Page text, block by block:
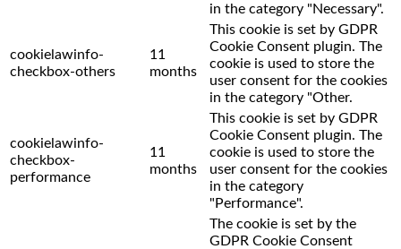
in the category "Necessary".
cookielawinfo-
checkbox-others
11
months
This cookie is set by GDPR
Cookie Consent plugin. The
cookie is used to store the
user consent for the cookies
in the category "Other.
cookielawinfo-
checkbox-
performance
11
months
This cookie is set by GDPR
Cookie Consent plugin. The
cookie is used to store the
user consent for the cookies
in the category
"Performance".
The cookie is set by the
GDPR Cookie Consent